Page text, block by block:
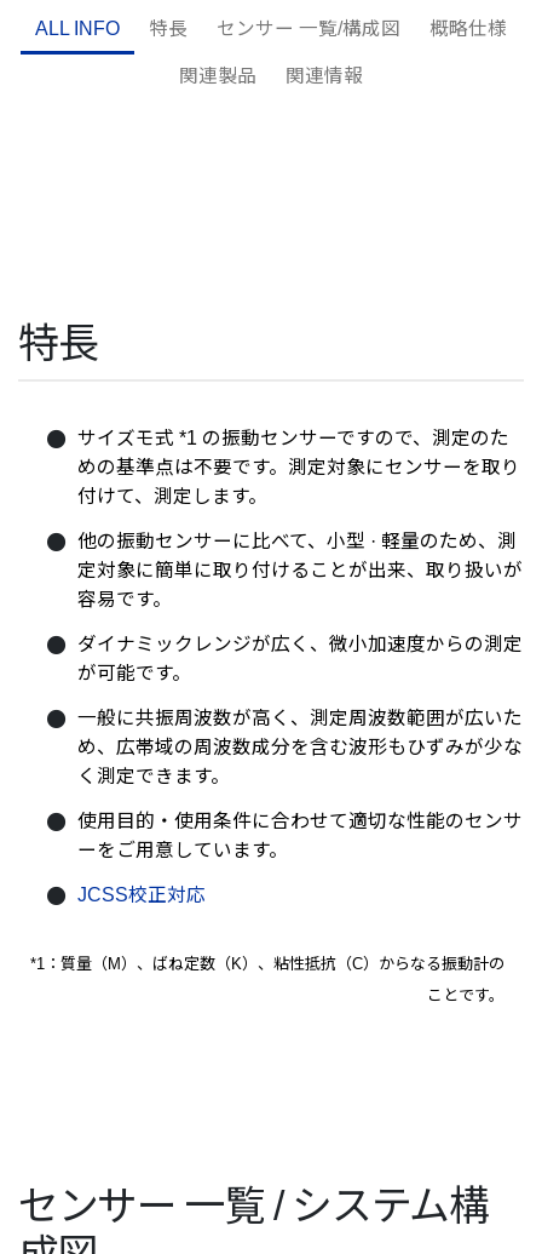
ALL INFO 特長 センサー 一覧/構成図 概略仕様
関連製品 関連情報
特長
サイズモ式 *1 の振動センサーですので、測定のた
めの基準点は不要です。測定対象にセンサーを取り
付けて、測定します。
他の振動センサーに比べて、小型 · 軽量のため、測
定対象に簡単に取り付けることが出来、取り扱いが
容易です。
ダイナミックレンジが広く、微小加速度からの測定
が可能です。
一般に共振周波数が高く、測定周波数範囲が広いた
め、広帯域の周波数成分を含む波形もひずみが少な
く測定できます。
使用目的・使用条件に合わせて適切な性能のセンサ
ーをご用意しています。
JCSS校正対応
*1：質量（M）、ばね定数（K）、粘性抵抗（C）からなる振動計の
ことです。
センサー 一覧 / システム構